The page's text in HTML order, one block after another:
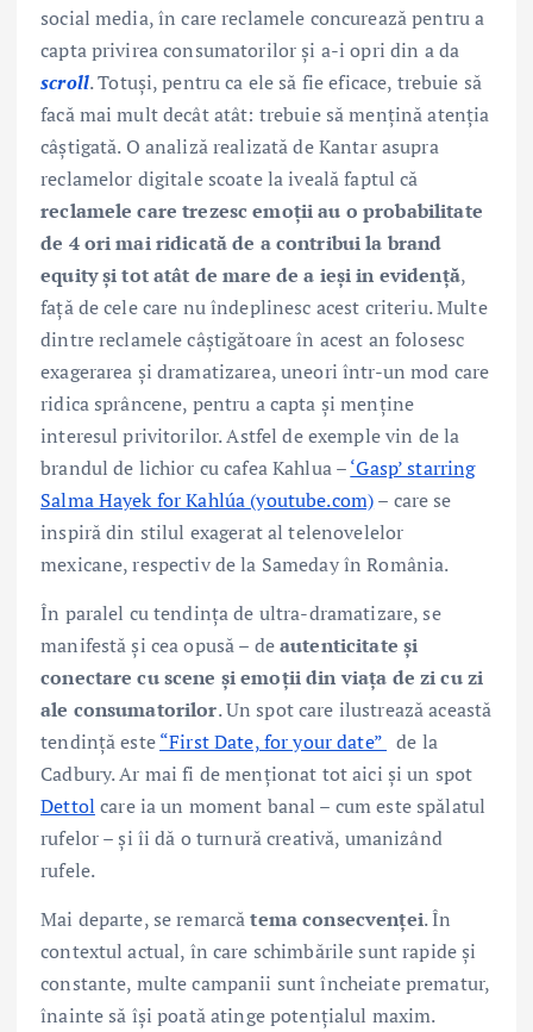
social media, în care reclamele concurează pentru a
capta privirea consumatorilor și a-i opri din a da
scroll. Totuși, pentru ca ele să fie eficace, trebuie să
facă mai mult decât atât: trebuie să mențină atenția
câștigată. O analiză realizată de Kantar asupra
reclamelor digitale scoate la iveală faptul că
reclamele care trezesc emoții au o probabilitate
de 4 ori mai ridicată de a contribui la brand
equity și tot atât de mare de a ieși in evidență,
față de cele care nu îndeplinesc acest criteriu. Multe
dintre reclamele câștigătoare în acest an folosesc
exagerarea și dramatizarea, uneori într-un mod care
ridica sprâncene, pentru a capta și menține
interesul privitorilor. Astfel de exemple vin de la
brandul de lichior cu cafea Kahlua –‘Gasp’ starring
Salma Hayek for Kahlúa (youtube.com)– care se
inspiră din stilul exagerat al telenovelelor
mexicane, respectiv de la Sameday în România.
În paralel cu tendința de ultra-dramatizare, se
manifestă și cea opusă – deautenticitate și
conectare cu scene și emoții din viața de zi cu zi
ale consumatorilor. Un spot care ilustrează această
tendință este“First Date, for your date” de la
Cadbury. Ar mai fi de menționat tot aici și un spot
Dettol care ia un moment banal – cum este spălatul
rufelor – și îi dă o turnură creativă, umanizând
rufele.
Mai departe, se remarcătema consecvenței. În
contextul actual, în care schimbările sunt rapide și
constante, multe campanii sunt încheiate prematur,
înainte să își poată atinge potențialul maxim.